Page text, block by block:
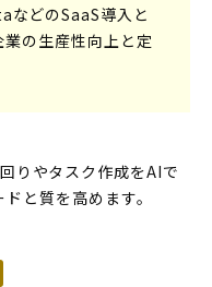
どのSaaS導入と
の生産性向上と定
りやタスク作成をAIで
と質を高めます。